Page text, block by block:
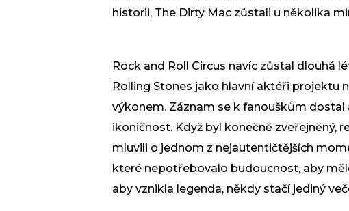
historii, The Dirty Mac zůstali u několika
Rock and Roll Circus navíc zůstal dlouhá
Rolling Stones jako hlavní aktéři projektu
výkonem. Záznam se k fanouškům dostal
ikoničnost. Když byl konečně zveřejněný,
mluvili o jednom z nejautentičtějších
které nepotřebovalo budoucnost, aby
aby vznikla legenda, někdy stačí jediný